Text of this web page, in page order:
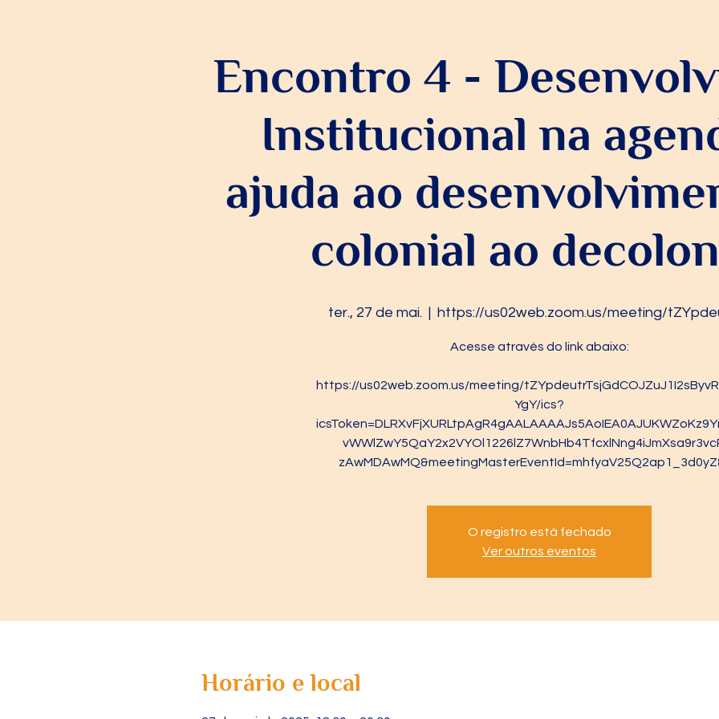
Encontro 4 -
Institucional na
ajuda ao
colonial ao
ter., 27 de mai.
  |
https://us02web.zoom.us/meeting/
Acesse através do link abaixo:
https://us02web.zoom.us/meeting/
YgY/ics?
O registro está fechado
Ver outros eventos
Horário e local